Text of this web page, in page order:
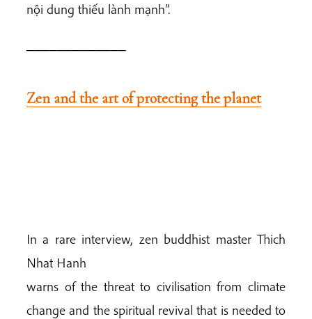
nội dung thiếu lành mạnh”.
Zen and the art of protecting the planet
In a rare interview, zen buddhist master Thich
Nhat Hanh
warns of the threat to civilisation from climate
change and the spiritual revival that is needed to